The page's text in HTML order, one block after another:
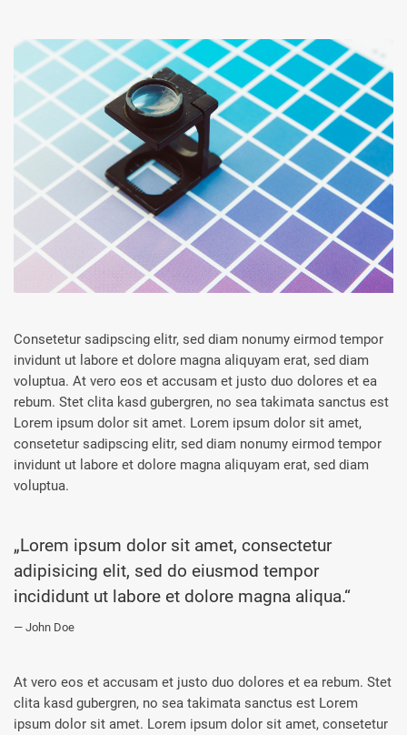
Consetetur sadipscing elitr, sed diam nonumy eirmod tempor
invidunt ut labore et dolore magna aliquyam erat, sed diam
voluptua. At vero eos et accusam et justo duo dolores et ea
rebum. Stet clita kasd gubergren, no sea takimata sanctus est
Lorem ipsum dolor sit amet. Lorem ipsum dolor sit amet,
consetetur sadipscing elitr, sed diam nonumy eirmod tempor
invidunt ut labore et dolore magna aliquyam erat, sed diam
voluptua.
„Lorem ipsum dolor sit amet, consectetur
adipisicing elit, sed do eiusmod tempor
incididunt ut labore et dolore magna aliqua.“
John Doe
At vero eos et accusam et justo duo dolores et ea rebum. Stet
clita kasd gubergren, no sea takimata sanctus est Lorem
ipsum dolor sit amet. Lorem ipsum dolor sit amet, consetetur